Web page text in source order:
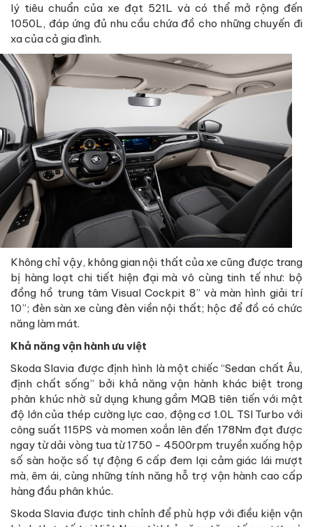
lý tiêu chuẩn của xe đạt 521L và có thể mở rộng đến
1050L, đáp ứng đủ nhu cầu chứa đồ cho những chuyến đi
xa của cả gia đình.
Không chỉ vậy, không gian nội thất của xe cũng được trang
bị hàng loạt chi tiết hiện đại mà vô cùng tinh tế như: bộ
đồng hồ trung tâm Visual Cockpit 8” và màn hình giải trí
10”; đèn sàn xe cùng đèn viền nội thất; hộc để đồ có chức
năng làm mát.
Khả năng vận hành ưu việt
Skoda Slavia được định hình là một chiếc “Sedan chất Âu,
định chất sống” bởi khả năng vận hành khác biệt trong
phân khúc nhờ sử dụng khung gầm MQB tiên tiến với mật
độ lớn của thép cường lực cao, động cơ 1.0L TSI Turbo với
công suất 115PS và momen xoắn lên đến 178Nm đạt được
ngay từ dải vòng tua từ 1750 - 4500rpm truyền xuống hộp
số sàn hoặc số tự động 6 cấp đem lại cảm giác lái mượt
mà, êm ái, cùng những tính năng hỗ trợ vận hành cao cấp
hàng đầu phân khúc.
Skoda Slavia được tinh chỉnh để phù hợp với điều kiện vận